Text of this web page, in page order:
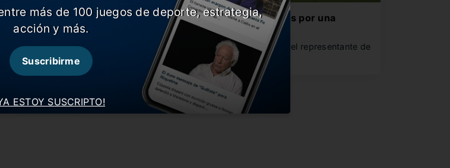
a disposición
dolor que…
Boca acordó con Barrios por una
cláusula millonaria
En Boca Ratón el xeneize y el representante de
Barrios acordaron la…
ESTOY SUSCRIPTO!
más de 100 juegos de deporte, estrategia,
acción y más.
Suscribirme